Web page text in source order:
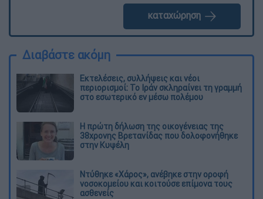
καταχώρηση
Διαβάστε ακόμη
Εκτελέσεις, συλλήψεις και νέοι
περιορισμοί: Το Ιράν σκληραίνει τη γραμμή
στο εσωτερικό εν μέσω πολέμου
Η πρώτη δήλωση της οικογένειας της
38χρονης Βρετανίδας που δολοφονήθηκε
στην Κυψέλη
Ντύθηκε «Χάρος», ανέβηκε στην οροφή
νοσοκομείου και κοιτούσε επίμονα τους
ασθενείς